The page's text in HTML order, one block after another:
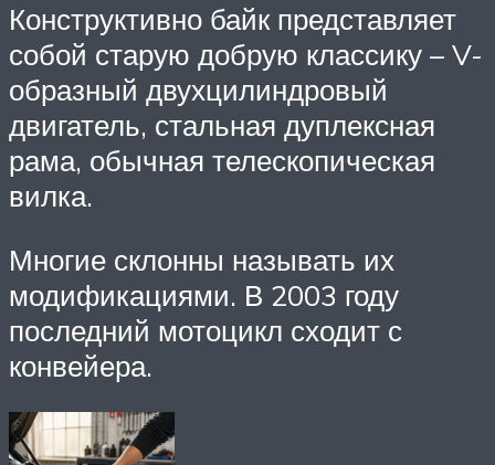
Конструктивно байк представляет
собой старую добрую классику – V-
образный двухцилиндровый
двигатель, стальная дуплексная
рама, обычная телескопическая
вилка.
Многие склонны называть их
модификациями. В 2003 году
последний мотоцикл сходит с
конвейера.